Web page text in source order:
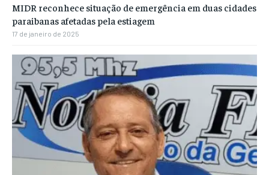
MIDR reconhece situação de emergência em duas cidades
paraibanas afetadas pela estiagem
17 de janeiro de 2025